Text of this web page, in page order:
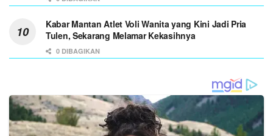
Kabar Mantan Atlet Voli Wanita yang Kini Jadi Pria
Tulen, Sekarang Melamar Kekasihnya
0 DIBAGIKAN